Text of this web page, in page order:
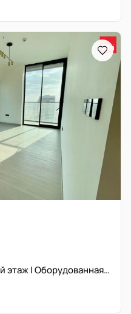
Вид на гольф-поле | Высокий этаж | Оборудованная кухня